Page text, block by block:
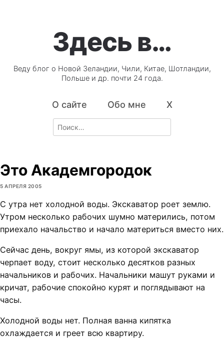
Здесь в…
Веду блог о Новой Зеландии, Чили, Китае, Шотландии,
Польше и др. почти 24 года.
О сайте Обо мне X
Search
for:
Это Академгородок
5 АПРЕЛЯ 2005
С утра нет холодной воды. Экскаватор роет землю.
Утром несколько рабочих шумно матерились, потом
приехало начальство и начало материться вместо них.
Сейчас день, вокруг ямы, из которой экскаватор
черпает воду, стоит несколько десятков разных
начальников и рабочих. Начальники машут руками и
кричат, рабочие спокойно курят и поглядывают на
часы.
Холодной воды нет. Полная ванна кипятка
охлаждается и греет всю квартиру.